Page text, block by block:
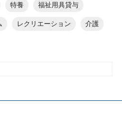
特養 福祉用具貸与
レクリエーション 介護